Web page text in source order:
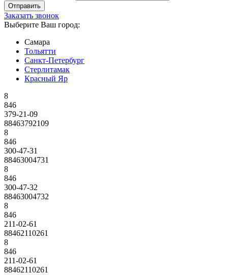
Заказать звонок
Выберите Ваш город:
Самара
Тольятти
Санкт-Петербург
Стерлитамак
Красный Яр
8
846
379-21-09
88463792109
8
846
300-47-31
88463004731
8
846
300-47-32
88463004732
8
846
211-02-61
88462110261
8
846
211-02-61
88462110261